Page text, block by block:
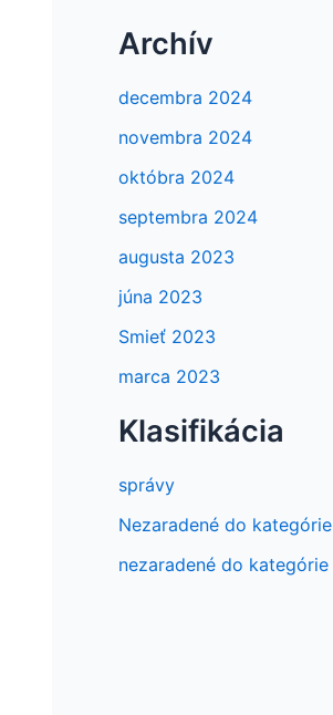
Archív
decembra 2024
novembra 2024
októbra 2024
septembra 2024
augusta 2023
júna 2023
Smieť 2023
marca 2023
Klasifikácia
správy
Nezaradené do kategórie
nezaradené do kategórie